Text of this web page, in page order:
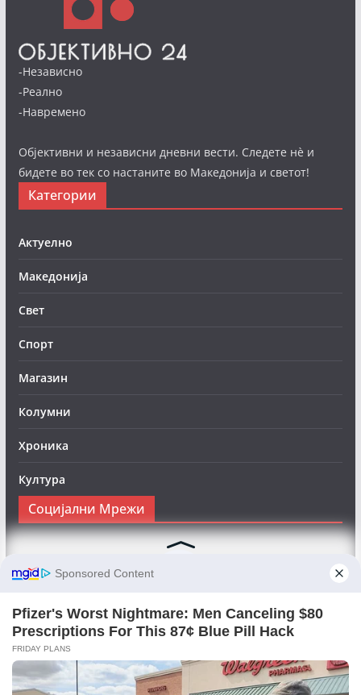
-Независно
-Реално
-Навремено
Објективни и независни дневни вести. Следете нè и
бидете во тек со настаните во Македонија и светот!
Категории
Актуелно
Македонија
Свет
Спорт
Магазин
Колумни
Хроника
Култура
Социјални Мрежи
Следете нè на Фејсбук за да сте во тек со најновите